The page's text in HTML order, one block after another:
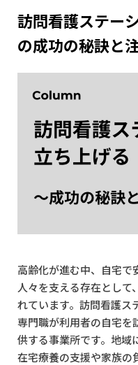
訪問看護ステー
の成功の秘訣と
高齢化が進む中、自宅で
人々を支える存在として
れています。訪問看護ス
専門職が利用者の自宅を
供する事業所です。地域
在宅療養の支援や家族の